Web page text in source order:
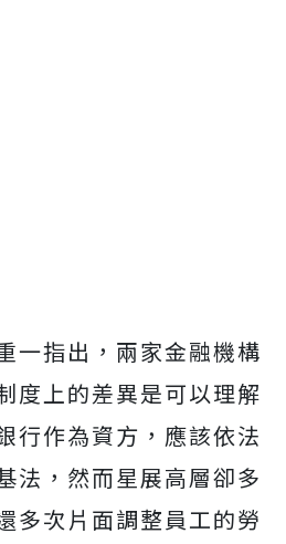
一指出，兩家金融機構
度上的差異是可以理解
行作為資方，應該依法
法，然而星展高層卻多
多次片面調整員工的勞